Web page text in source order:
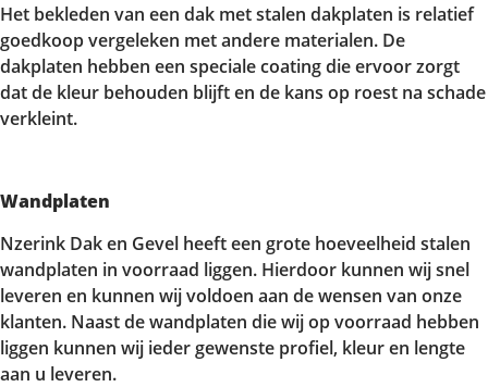
Het bekleden van een dak met stalen dakplaten is relatief
goedkoop vergeleken met andere materialen. De
dakplaten hebben een speciale coating die ervoor zorgt
dat de kleur behouden blijft en de kans op roest na schade
verkleint.
Wandplaten
Nzerink Dak en Gevel heeft een grote hoeveelheid stalen
wandplaten in voorraad liggen. Hierdoor kunnen wij snel
leveren en kunnen wij voldoen aan de wensen van onze
klanten. Naast de wandplaten die wij op voorraad hebben
liggen kunnen wij ieder gewenste profiel, kleur en lengte
aan u leveren.